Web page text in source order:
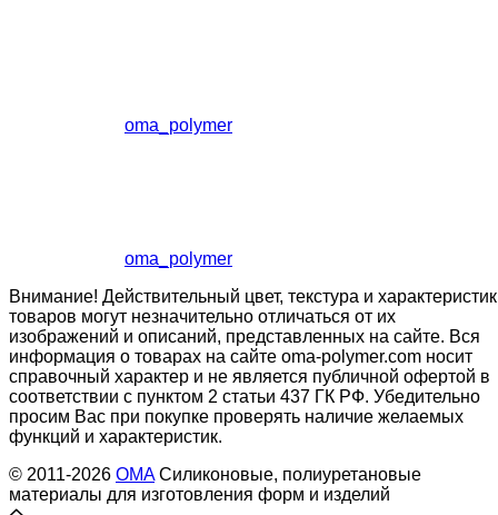
oma_polymer
oma_polymer
Внимание! Действительный цвет, текстура и
товаров могут незначительно отличаться от их
изображений и описаний, представленных на сайте. Вся
информация о товарах на сайте oma-polymer.com носит
справочный характер и не является публичной офертой в
соответствии с пунктом 2 статьи 437 ГК РФ. Убедительно
просим Вас при покупке проверять наличие желаемых
функций и характеристик.
© 2011-2026 OMAСиликоновые, полиуретановые
материалы для изготовления форм и изделий